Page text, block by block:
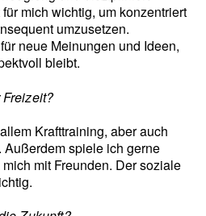
mich wichtig, um konzentriert
umzusetzen.
neue Meinungen und Ideen,
bleibt.
Krafttraining, aber auch
spiele ich gerne
mit Freunden. Der soziale